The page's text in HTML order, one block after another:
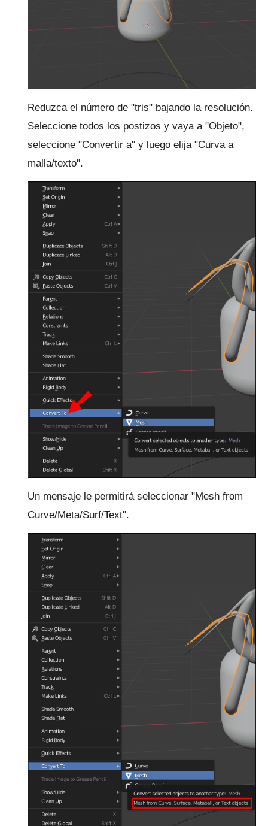
Reduzca el número de "tris" bajando la resolución.
Seleccione todos los postizos y vaya a "Objeto",
seleccione "Convertir a" y luego elija "Curva a
malla/texto".
Un mensaje le permitirá seleccionar "Mesh from
Curve/Meta/Surf/Text".